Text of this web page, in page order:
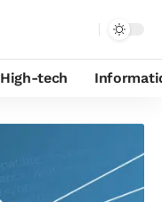
High-tech